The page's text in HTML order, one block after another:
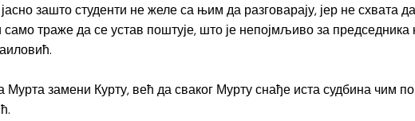
зашто студенти не желе са њим да разговарају, јер не схвата
траже да се устав поштује, што је непојмљиво за председника
Мурта замени Курту, већ да сваког Мурту снађе иста судбина чим